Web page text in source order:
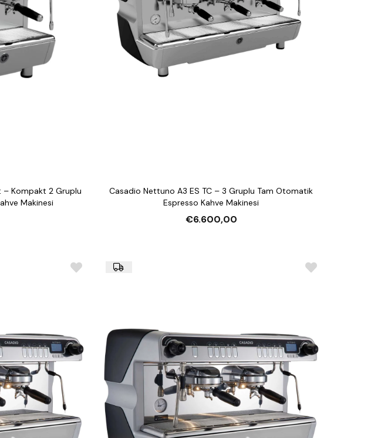
Kompakt 2 Gruplu
Makinesi
Casadio Nettuno A3 ES TC – 3 Gruplu Tam Otomatik
Espresso Kahve Makinesi
€6.600,00